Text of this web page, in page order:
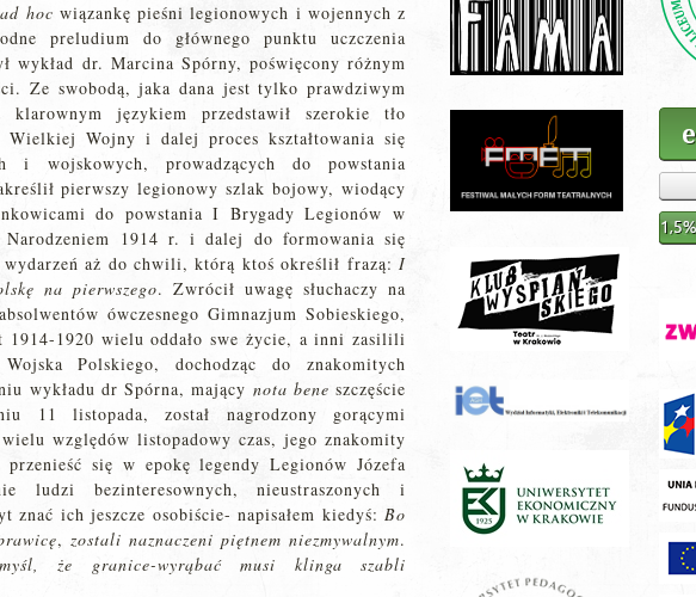
ad hoc wiązankę pieśni legionowych i wojennych z
preludium do głównego punktu uczczenia
wykład dr. Marcina Spórny, poświęcony różnym
Ze swobodą, jaka dana jest tylko prawdziwym
językiem przedstawił szerokie tło
Wielkiej Wojny i dalej proces kształtowania się
i wojskowych, prowadzących do powstania
pierwszy legionowy szlak bojowy, wiodący
do powstania I Brygady Legionów w
1914 r. i dalej do formowania się
aż do chwili, którą ktoś określił frazą: I
na pierwszego. Zwrócił uwagę słuchaczy na
ówczesnego Gimnazjum Sobieskiego,
1914-1920 wielu oddało swe życie, a inni zasilili
Polskiego, dochodząc do znakomitych
wykładu dr Spórna, mający nota bene szczęście
11 listopada, został nagrodzony gorącymi
względów listopadowy czas, jego znakomity
się w epokę legendy Legionów Józefa
ludzi bezinteresownych, nieustraszonych i
znać ich jeszcze osobiście- napisałem kiedyś: Bo
,zostali naznaczeni piętnem niezmywalnym.
że granice-wyrąbać musi klinga szabli